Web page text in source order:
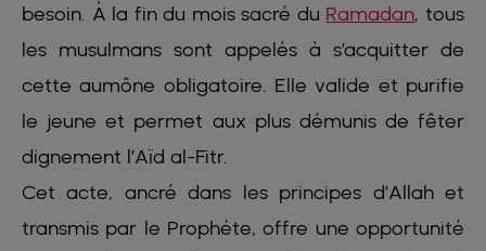
besoin. À la fin du mois sacré du Ramadan, tous
les musulmans sont appelés à s’acquitter de
cette aumône obligatoire. Elle valide et purifie
le jeune et permet aux plus démunis de fêter
dignement l’Aïd al-Fitr.
Cet acte, ancré dans les principes d’Allah et
transmis par le Prophète, offre une opportunité